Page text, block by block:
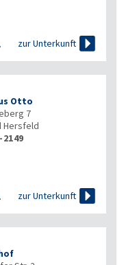
zur Unterkunft 
Otto
7
Hersfeld
2149
zur Unterkunft 